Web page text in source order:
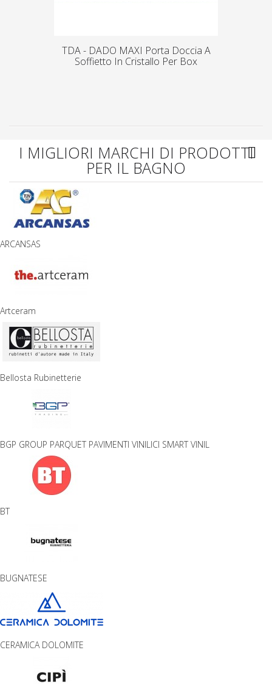
TDA - DADO MAXI Porta Doccia A
Soffietto In Cristallo Per Box
I MIGLIORI MARCHI DI PRODOTTI
PER IL BAGNO
ARCANSAS
Artceram
Bellosta Rubinetterie
BGP GROUP PARQUET PAVIMENTI VINILICI SMART VINIL
BT
BUGNATESE
CERAMICA DOLOMITE